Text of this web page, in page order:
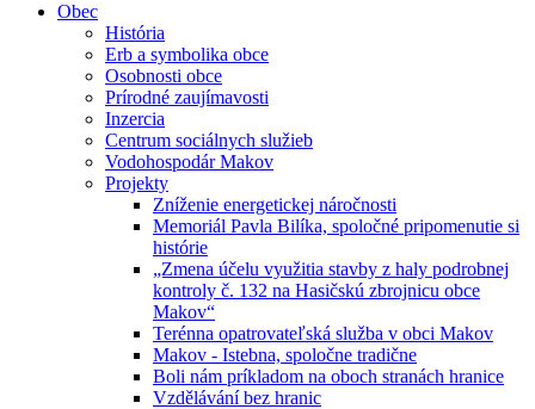
Obec
História
Erb a symbolika obce
Osobnosti obce
Prírodné zaujímavosti
Inzercia
Centrum sociálnych služieb
Vodohospodár Makov
Projekty
Zníženie energetickej náročnosti
Memoriál Pavla Bilíka, spoločné pripomenutie si
histórie
„Zmena účelu využitia stavby z haly podrobnej
kontroly č. 132 na Hasičskú zbrojnicu obce
Makov“
Terénna opatrovateľská služba v obci Makov
Makov - Istebna, spoločne tradične
Boli nám príkladom na oboch stranách hranice
Vzdělávání bez hranic